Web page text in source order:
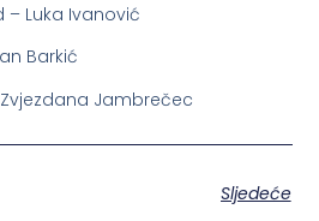
– Luka Ivanović
Barkić
Jambrečec
Sljedeće